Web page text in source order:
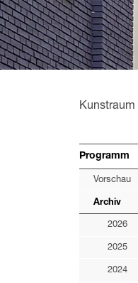
Kunstraum
Programm
Vorschau
Archiv
2026
2025
2024